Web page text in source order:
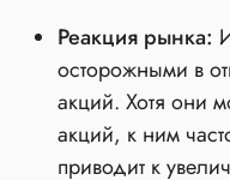
Реакция рынка:
осторожными в
акций. Хотя они
акций, к ним
приводит к